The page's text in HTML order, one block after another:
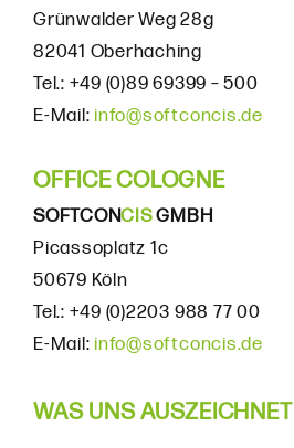
Grünwalder Weg 28g
82041 Oberhaching
Tel.: +49 (0)89 69399 – 500
E-Mail: info@softconcis.de
OFFICE COLOGNE
SOFTCONCISGMBH
Picassoplatz 1c
50679 Köln
Tel.: +49 (0)2203 988 77 00
E-Mail: info@softconcis.de
WAS UNS AUSZEICHNET